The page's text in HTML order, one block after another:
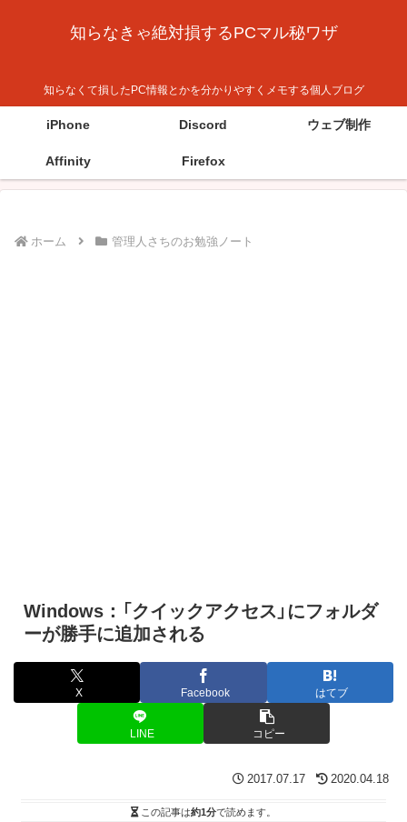
知らなきゃ絶対損するPCマル秘ワザ
知らなくて損したPC情報とかを分かりやすくメモする個人ブログ
iPhone Discord ウェブ制作
Affinity Firefox
ホーム 管理人さちのお勉強ノート
Windows：「クイックアクセス」にフォルダ
ーが勝手に追加される
X Facebook はてブ
LINE コピー
2017.07.17 2020.04.18
この記事は約1分で読めます。